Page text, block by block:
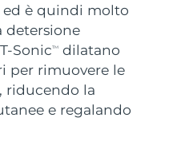
ed è quindi molto
detersione
SonicTM
dilatano
per rimuovere le
riducendo la
e regalando
Consegna stimata
Consegna stimata8/12/26
Consegna stimata 8/9/26